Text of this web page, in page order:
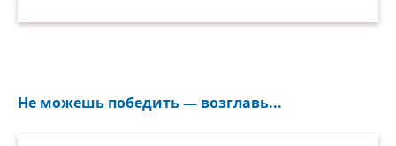
Не можешь победить — возглавь...